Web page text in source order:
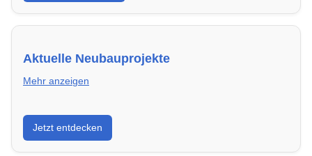
Aktuelle Neubauprojekte
Mehr anzeigen
Entdecke Neubauprojekte in Mannheim – modern,
energieeffizient und sofort bezugsfertig.
Jetzt entdecken